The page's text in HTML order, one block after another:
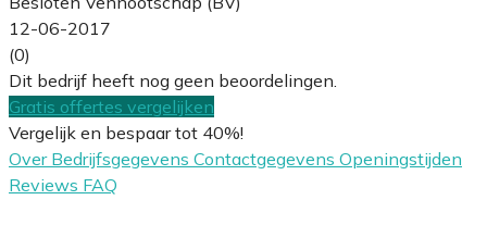
12-06-2017
(0)
Dit bedrijf heeft nog geen beoordelingen.
Gratis offertes vergelijken
Vergelijk en bespaar tot 40%!
Over Bedrijfsgegevens Contactgegevens Openingstijden
Reviews FAQ